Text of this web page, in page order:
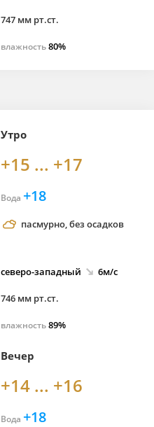
747 мм рт.ст.
влажность80%
Утро
+15 ... +17
Вода +18
пасмурно, без осадков
северо-западный 6м/с
746 мм рт.ст.
влажность89%
Вечер
+14 ... +16
Вода +18